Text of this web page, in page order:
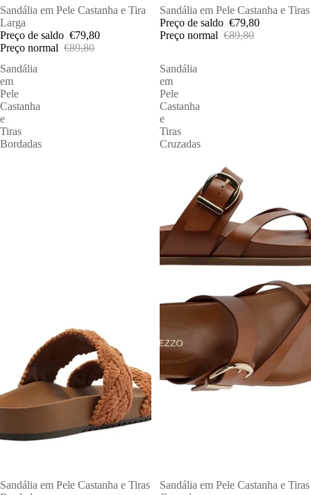
PROMOÇÕES
Sandália em Pele Castanha e Tira
Larga
Preço de saldo €79,80
Preço normal €89,80
PROMOÇÕES
Sandália em Pele Castanha e Tiras
Preço de saldo €79,80
Preço normal €89,80
Sandália
em
Pele
Castanha
e
Tiras
Bordadas
PROMOÇÕES
Sandália em Pele Castanha e Tiras
Sandália
em
Pele
Castanha
e
Tiras
Cruzadas
PROMOÇÕES
Sandália em Pele Castanha e Tiras